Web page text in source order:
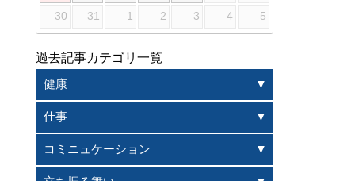
30 31 1 2 3 4 5
過去記事カテゴリ一覧
健康
仕事
コミニュケーション